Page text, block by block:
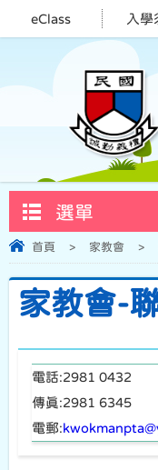
eClass 入學
選單
首頁 > 家教會 >
家教會-
電話:2981 0432
傳真:2981 6345
電郵: